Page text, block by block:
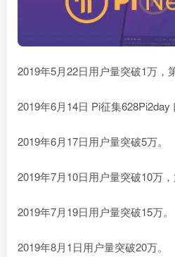
2019年5月22日用户量突破1万，
2019年6月14日 Pi征集628Pi2day
2019年6月17日用户量突破5万。
2019年7月10日用户量突破10万
2019年7月19日用户量突破15万。
2019年8月1日用户量突破20万。